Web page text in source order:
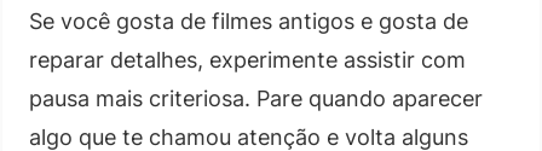
Se você gosta de filmes antigos e gosta de
reparar detalhes, experimente assistir com
pausa mais criteriosa. Pare quando aparecer
algo que te chamou atenção e volta alguns